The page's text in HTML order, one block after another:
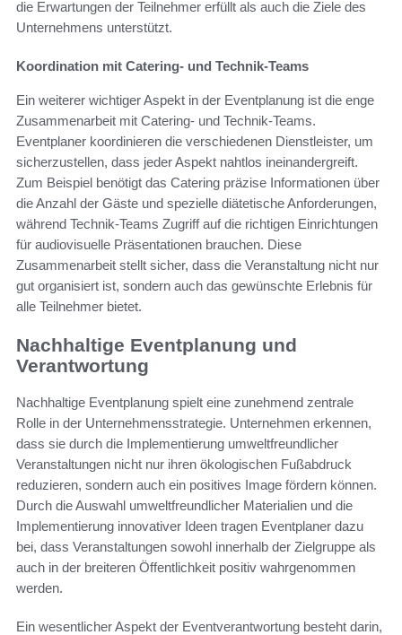
die Erwartungen der Teilnehmer erfüllt als auch die Ziele des
Unternehmens unterstützt.
Koordination mit Catering- und Technik-Teams
Ein weiterer wichtiger Aspekt in der Eventplanung ist die enge
Zusammenarbeit mit Catering- und Technik-Teams.
Eventplaner koordinieren die verschiedenen Dienstleister, um
sicherzustellen, dass jeder Aspekt nahtlos ineinandergreift.
Zum Beispiel benötigt das Catering präzise Informationen über
die Anzahl der Gäste und spezielle diätetische Anforderungen,
während Technik-Teams Zugriff auf die richtigen Einrichtungen
für audiovisuelle Präsentationen brauchen. Diese
Zusammenarbeit stellt sicher, dass die Veranstaltung nicht nur
gut organisiert ist, sondern auch das gewünschte Erlebnis für
alle Teilnehmer bietet.
Nachhaltige Eventplanung und
Verantwortung
Nachhaltige Eventplanung spielt eine zunehmend zentrale
Rolle in der Unternehmensstrategie. Unternehmen erkennen,
dass sie durch die Implementierung umweltfreundlicher
Veranstaltungen nicht nur ihren ökologischen Fußabdruck
reduzieren, sondern auch ein positives Image fördern können.
Durch die Auswahl umweltfreundlicher Materialien und die
Implementierung innovativer Ideen tragen Eventplaner dazu
bei, dass Veranstaltungen sowohl innerhalb der Zielgruppe als
auch in der breiteren Öffentlichkeit positiv wahrgenommen
werden.
Ein wesentlicher Aspekt der Eventverantwortung besteht darin,